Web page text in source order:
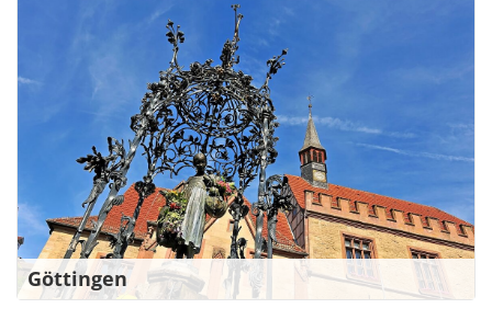
Göttingen
Ihr Kontakt für die Region Göttingen
Weender Landstraße 6
goettingen@bw-verdi.de
Zu den Ansprechpartner*innen